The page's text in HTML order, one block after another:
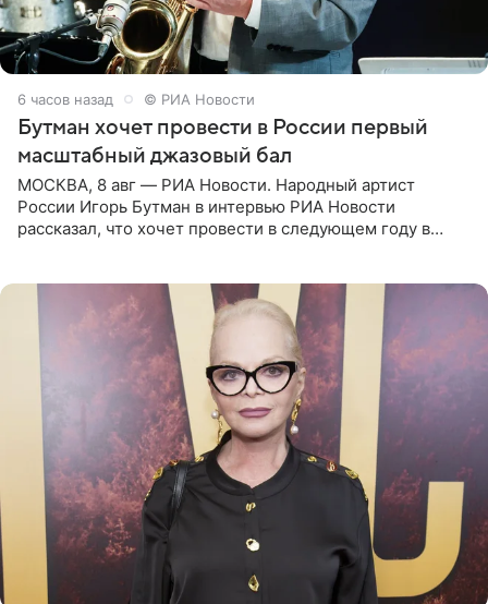
6 часов назад © РИА Новости
Бутман хочет провести в России первый
масштабный джазовый бал
МОСКВА, 8 авг — РИА Новости. Народный артист
России Игорь Бутман в интервью РИА Новости
рассказал, что хочет провести в следующем году в